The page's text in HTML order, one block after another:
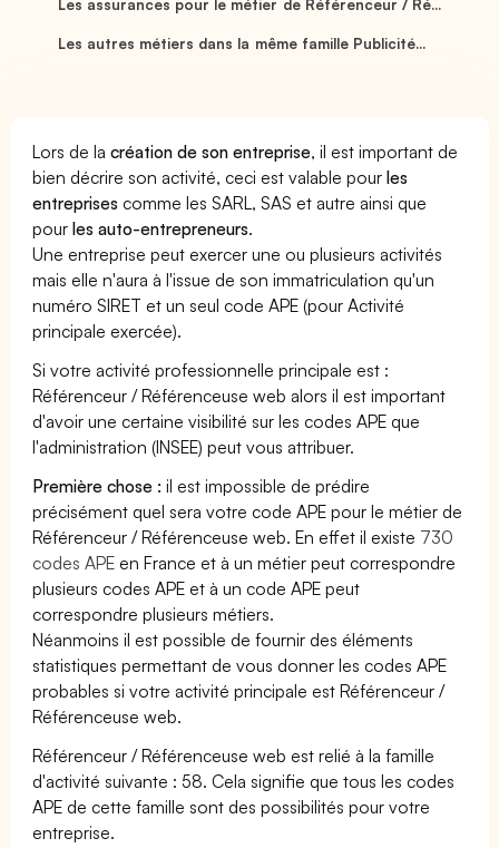
Les assurances pour le métier de Référenceur / Ré...
Les autres métiers dans la même famille Publicité...
Lors de lacréation de son entreprise, il est important de
bien décrire son activité, ceci est valable pourles
entreprises comme les SARL, SAS et autre ainsi que
pourles auto-entrepreneurs.
Une entreprise peut exercer une ou plusieurs activités
mais elle n'aura à l'issue de son immatriculation qu'un
numéro SIRET et un seul code APE (pour Activité
principale exercée).
Si votre activité professionnelle principale est :
Référenceur / Référenceuse web alors il est important
d'avoir une certaine visibilité sur les codes APE que
l'administration (INSEE) peut vous attribuer.
Première chose : il est impossible de prédire
précisément quel sera votre code APE pour le métier de
Référenceur / Référenceuse web. En effet il existe 730
codes APE en France et à un métier peut correspondre
plusieurs codes APE et à un code APE peut
correspondre plusieurs métiers.
Néanmoins il est possible de fournir des éléments
statistiques permettant de vous donner les codes APE
probables si votre activité principale est Référenceur /
Référenceuse web.
Référenceur / Référenceuse web est relié à la famille
d'activité suivante : 58. Cela signifie que tous les codes
APE de cette famille sont des possibilités pour votre
entreprise.